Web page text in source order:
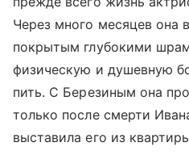
Через много месяцев она
покрытым глубокими
физическую и душевную
пить. С Березиным она
только после смерти
выставила его из